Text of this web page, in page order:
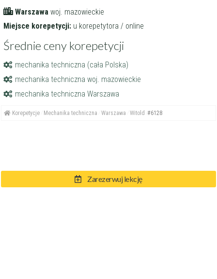
Zarezerwuj lekcję
Warszawa woj. mazowieckie
Miejsce korepetycji: u korepetytora / online
Średnie ceny korepetycji
mechanika techniczna (cała Polska)
mechanika techniczna woj. mazowieckie
mechanika techniczna Warszawa
Korepetycje Mechanika techniczna Warszawa Witold #6128